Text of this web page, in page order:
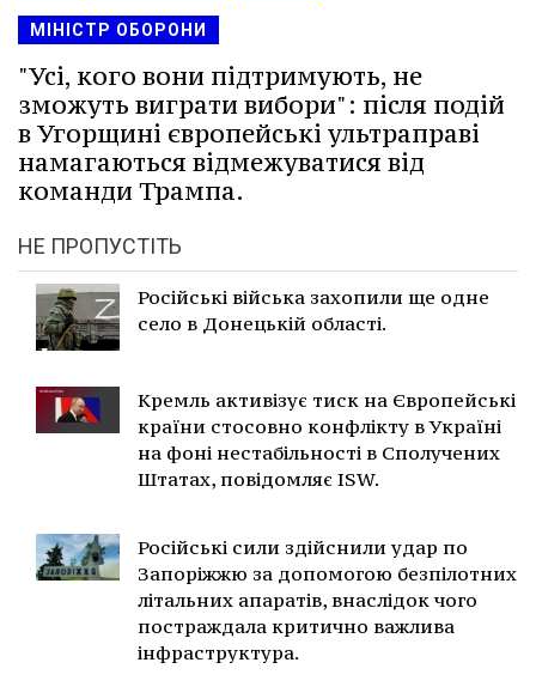
МІНІСТР ОБОРОНИ
"Усі, кого вони підтримують, не
зможуть виграти вибори": після подій
в Угорщині європейські ультраправі
намагаються відмежуватися від
команди Трампа.
НЕ ПРОПУСТІТЬ
Російські війська захопили ще одне
село в Донецькій області.
Кремль активізує тиск на Європейські
країни стосовно конфлікту в Україні
на фоні нестабільності в Сполучених
Штатах, повідомляє ISW.
Російські сили здійснили удар по
Запоріжжю за допомогою безпілотних
літальних апаратів, внаслідок чого
постраждала критично важлива
інфраструктура.